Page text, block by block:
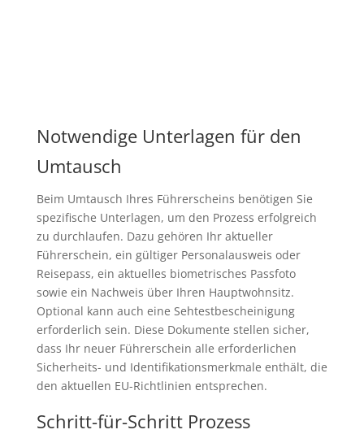
Notwendige Unterlagen für den
Umtausch
Beim Umtausch Ihres Führerscheins benötigen Sie
spezifische Unterlagen, um den Prozess erfolgreich
zu durchlaufen. Dazu gehören Ihr aktueller
Führerschein, ein gültiger Personalausweis oder
Reisepass, ein aktuelles biometrisches Passfoto
sowie ein Nachweis über Ihren Hauptwohnsitz.
Optional kann auch eine Sehtestbescheinigung
erforderlich sein. Diese Dokumente stellen sicher,
dass Ihr neuer Führerschein alle erforderlichen
Sicherheits- und Identifikationsmerkmale enthält, die
den aktuellen EU-Richtlinien entsprechen.
Schritt-für-Schritt Prozess